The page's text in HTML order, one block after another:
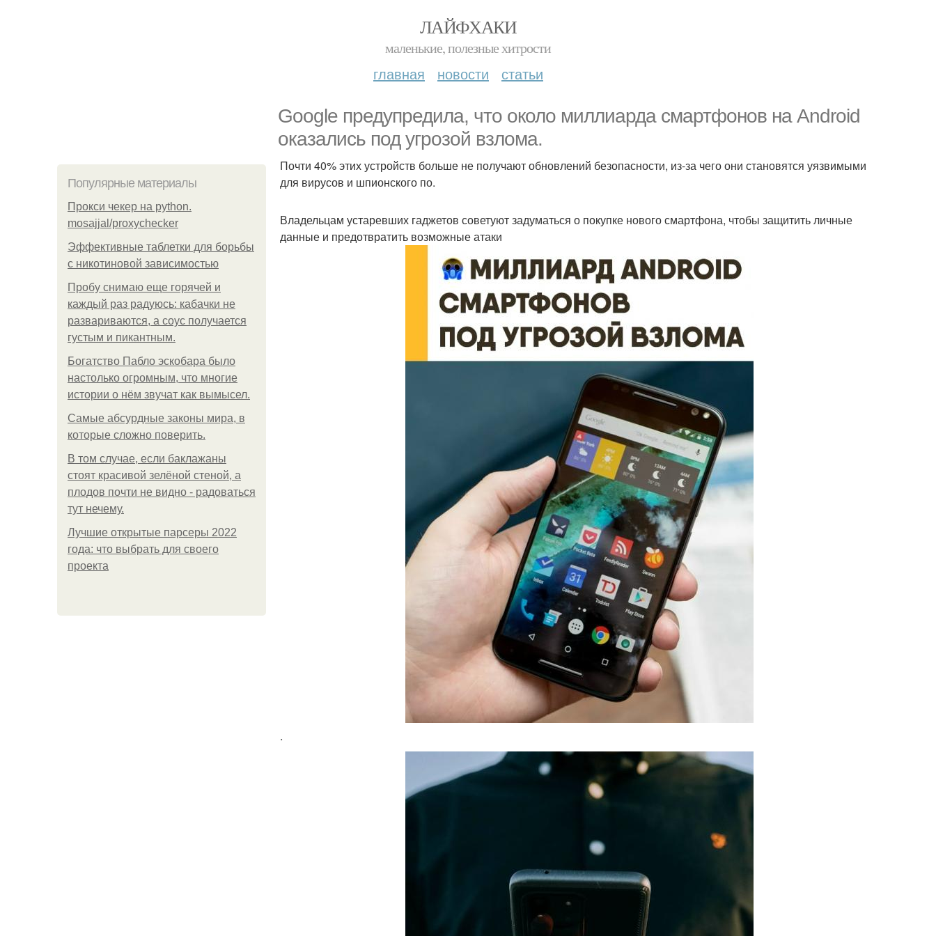
ЛАЙФХАКИ
маленькие, полезные хитрости
главная новости статьи
Google предупредила, что около миллиарда смартфонов на Android
оказались под угрозой взлома.
Популярные материалы
Прокси чекер на python.
mosajjal/proxychecker
Эффективные таблетки для борьбы
с никотиновой зависимостью
Пробу снимаю еще горячей и
каждый раз радуюсь: кабачки не
развариваются, а соус получается
густым и пикантным.
Богатство Пабло эскобара было
настолько огромным, что многие
истории о нём звучат как вымысел.
Самые абсурдные законы мира, в
которые сложно поверить.
В том случае, если баклажаны
стоят красивой зелёной стеной, а
плодов почти не видно - радоваться
тут нечему.
Лучшие открытые парсеры 2022
года: что выбрать для своего
проекта
Почти 40% этих устройств больше не получают обновлений безопасности, из-за чего они становятся уязвимыми
для вирусов и шпионского по.
Владельцам устаревших гаджетов советуют задуматься о покупке нового смартфона, чтобы защитить личные
данные и предотвратить возможные атаки
.